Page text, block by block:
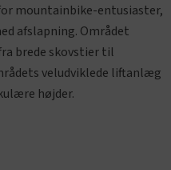
mountainbike-entusiaster,
afslapning. Området
brede skovstier til
veludviklede liftanlæg
højder.